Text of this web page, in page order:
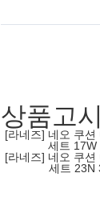
상품고
[라네즈] 네오 쿠션
세트 17W
[라네즈] 네오 쿠션
세트 23N